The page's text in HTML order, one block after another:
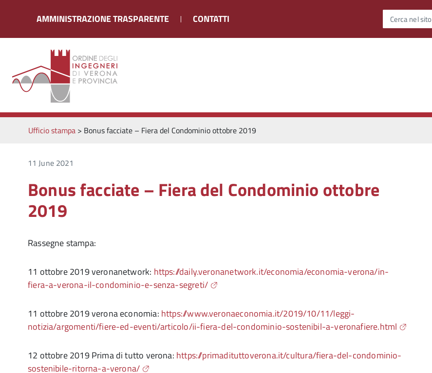
AMMINISTRAZIONE TRASPARENTE CONTATTI Cerca nel sito
Ufficio stampa> Bonus facciate – Fiera del Condominio ottobre 2019
11 June 2021
Bonus facciate – Fiera del Condominio ottobre
2019
Rassegne stampa:
11 ottobre 2019 veronanetwork: https://daily.veronanetwork.it/economia/economia-verona/in-
fiera-a-verona-il-condominio-e-senza-segreti/
11 ottobre 2019 verona economia: https://www.veronaeconomia.it/2019/10/11/leggi-
notizia/argomenti/fiere-ed-eventi/articolo/ii-fiera-del-condominio-sostenibil-a-veronafiere.html
12 ottobre 2019 Prima di tutto verona: https://primadituttoverona.it/cultura/fiera-del-condominio-
sostenibile-ritorna-a-verona/